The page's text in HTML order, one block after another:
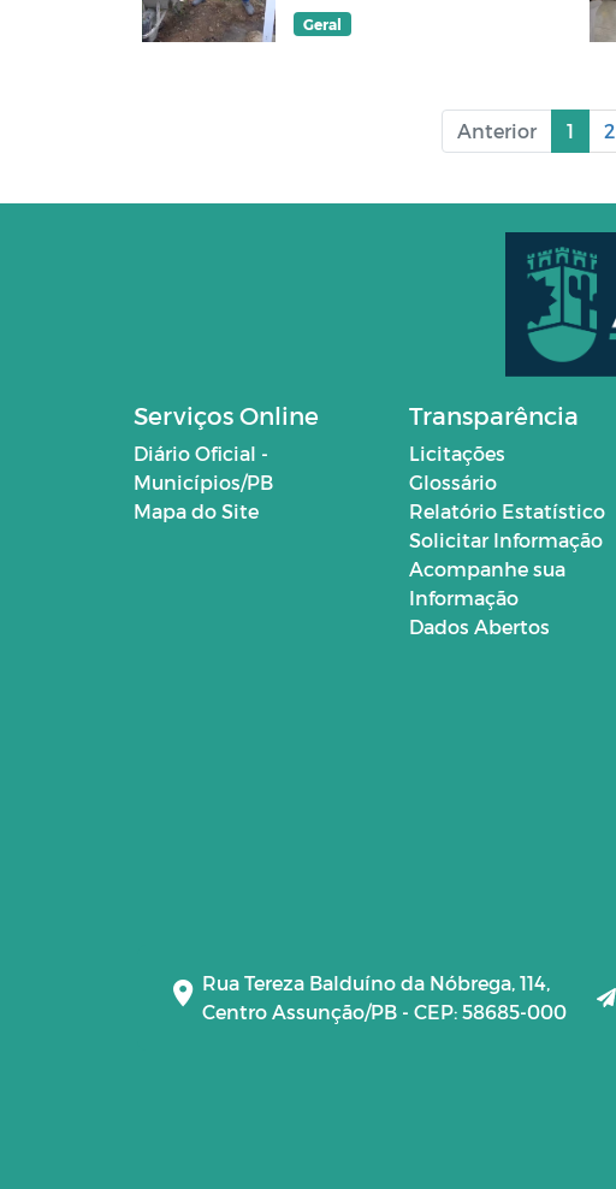
Geral
Anterior 1 2
Serviços Online
Diário Oficial -
Municípios/PB
Mapa do Site
Transparência
Licitações
Glossário
Relatório Estatístico
Solicitar Informação
Acompanhe sua
Informação
Dados Abertos
Rua Tereza Balduíno da Nóbrega, 114,
Centro Assunção/PB - CEP: 58685-000